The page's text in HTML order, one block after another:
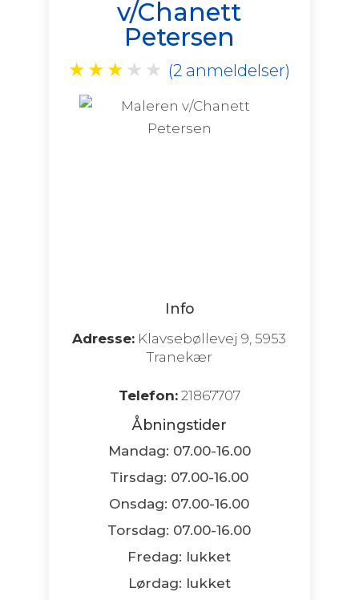
v/Chanett
Petersen
★ ★ ★ ★ ★ (2 anmeldelser)
Info
Adresse: Klavsebøllevej 9, 5953
Tranekær
Telefon:21867707
Åbningstider
Mandag: 07.00-16.00
Tirsdag: 07.00-16.00
Onsdag: 07.00-16.00
Torsdag: 07.00-16.00
Fredag: lukket
Lørdag: lukket